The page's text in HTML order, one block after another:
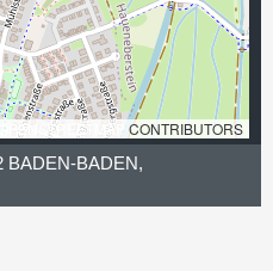
OPENSTREETMAP
CONTRIBUTORS
BADEN, D